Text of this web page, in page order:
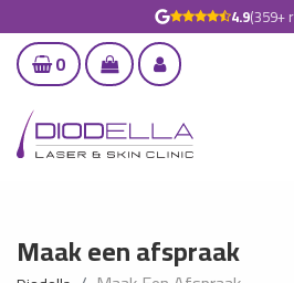
4.9(359+
0
Maak een afspraak